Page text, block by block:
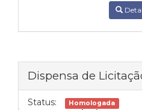
Dispensa de
Status: Homologada